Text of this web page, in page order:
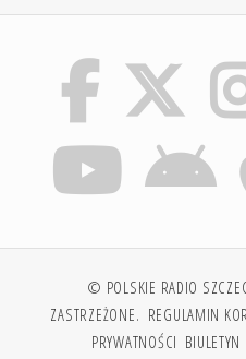
© POLSKIE RADIO
ZASTRZEŻONE. REGULAMIN
PRYWATNOŚCI